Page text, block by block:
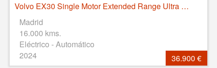
Volvo EX30 Single Motor Extended Range Ultra Auto 200 kW (272 CV)
Madrid
16.000 kms.
Eléctrico - Automático
2024
36.900 €